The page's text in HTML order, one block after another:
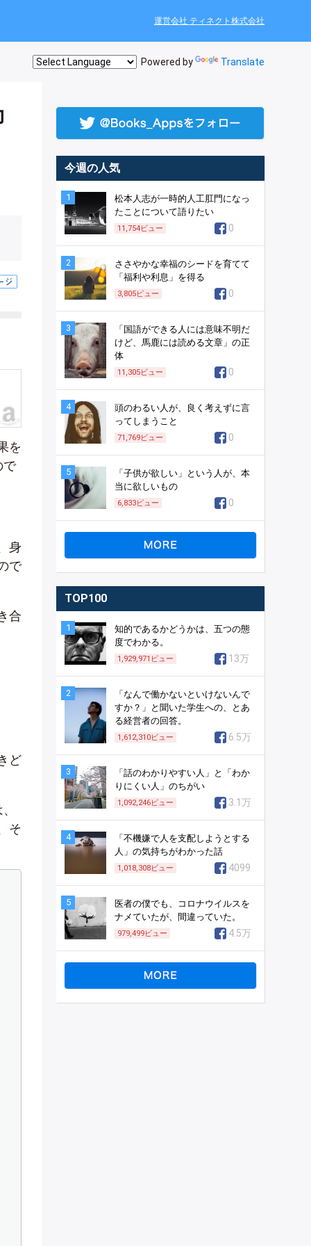
運営会社 ティネクト株式会社
Powered by Translate
を
で
身
で
合
ど
そ
今週の人気
1
松本人志が一時的人工肛門になっ
たことについて語りたい
11,754ビュー 0
2
ささやかな幸福のシードを育てて
「福利や利息」を得る
3,805ビュー 0
3
「国語ができる人には意味不明だ
けど、馬鹿には読める文章」の正
体
11,305ビュー 0
4
頭のわるい人が、良く考えずに言
ってしまうこと
71,769ビュー 0
5
「子供が欲しい」という人が、本
当に欲しいもの
6,833ビュー 0
TOP100
1
知的であるかどうかは、五つの態
度でわかる。
1,929,971 ビュー 13万
2
「なんで働かないといけないんで
すか？」と聞いた学生への、とあ
る経営者の回答。
1,612,310ビュー 6.5万
3
「話のわかりやすい人」と「わか
りにくい人」のちがい
1,092,246ビュー 3.1万
4
「不機嫌で人を支配しようとする
人」の気持ちがわかった話
1,018,308ビュー 4099
5
医者の僕でも、コロナウイルスを
ナメていたが、間違っていた。
979,499ビュー 4.5万